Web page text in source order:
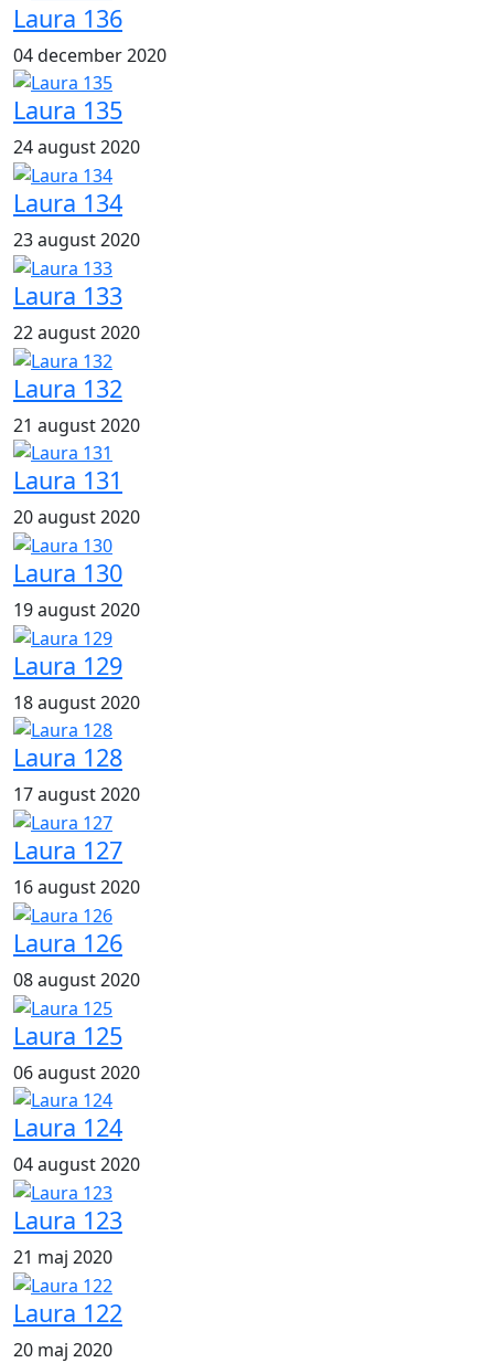
Laura 136
04 december 2020
Laura 135
24 august 2020
Laura 134
23 august 2020
Laura 133
22 august 2020
Laura 132
21 august 2020
Laura 131
20 august 2020
Laura 130
19 august 2020
Laura 129
18 august 2020
Laura 128
17 august 2020
Laura 127
16 august 2020
Laura 126
08 august 2020
Laura 125
06 august 2020
Laura 124
04 august 2020
Laura 123
21 maj 2020
Laura 122
20 maj 2020